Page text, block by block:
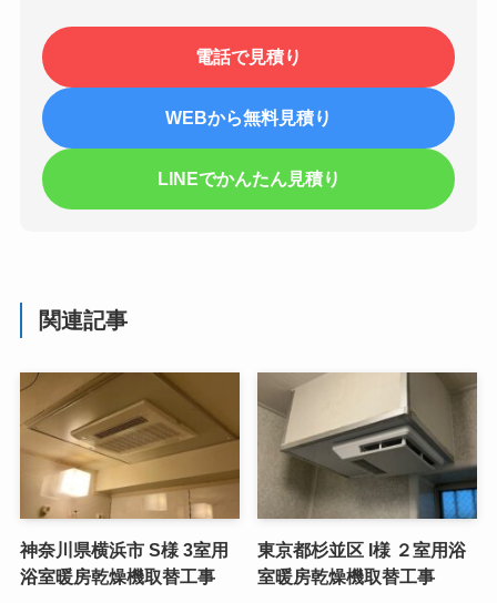
電話で見積り
WEBから無料見積り
LINEでかんたん見積り
関連記事
神奈川県横浜市 S様 3室用
浴室暖房乾燥機取替工事
東京都杉並区 I様 ２室用浴
室暖房乾燥機取替工事